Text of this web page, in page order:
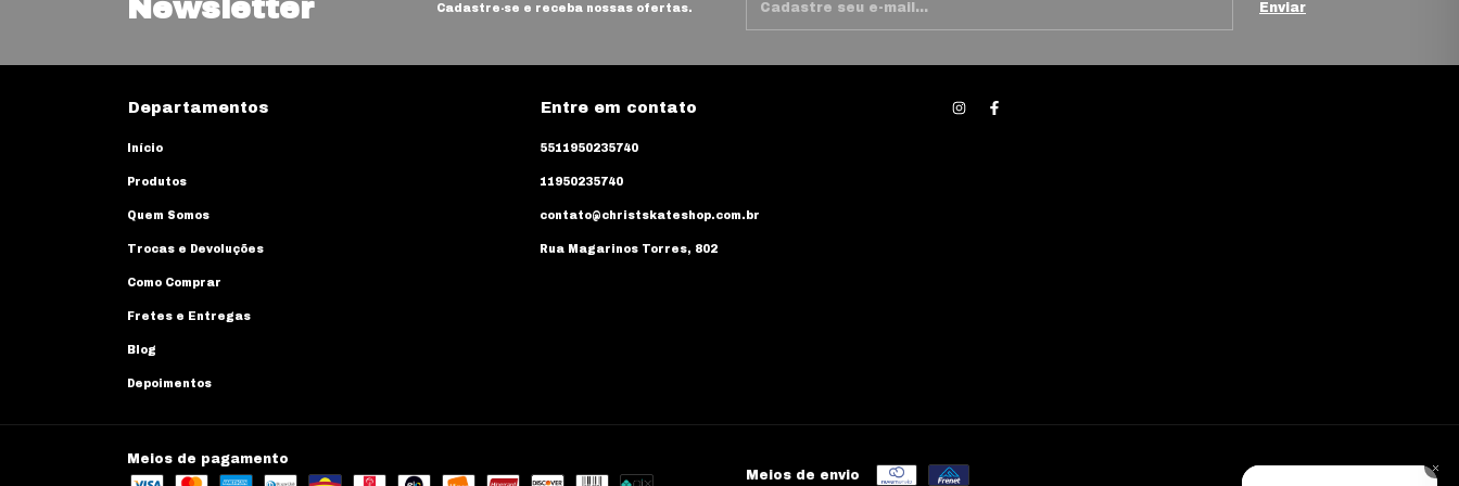
Newsletter Cadastre-se e receba nossas ofertas.
Departamentos
Início
Produtos
Quem Somos
Trocas e Devoluções
Como Comprar
Fretes e Entregas
Blog
Depoimentos
Entre em contato
5511950235740
11950235740
contato@christskateshop.com.br
Rua Magarinos Torres, 802
Meios de pagamento
Meios de envio